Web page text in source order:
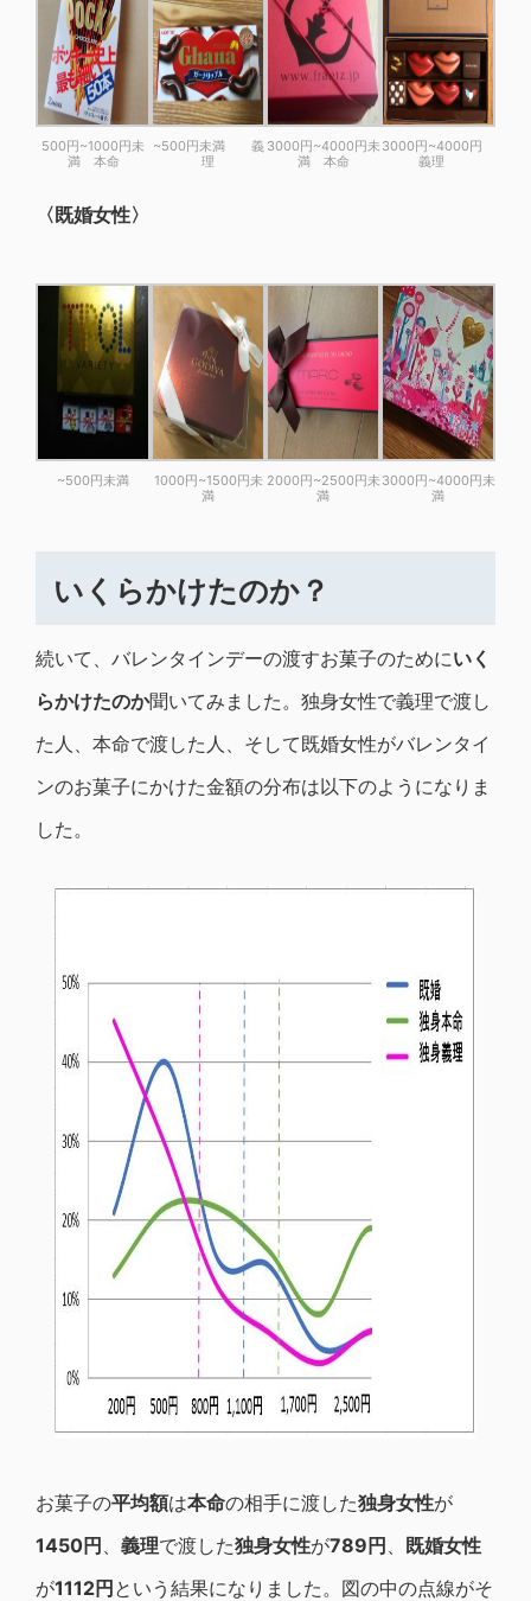
500円~1000円未
満 本命
~500円未満 義
理
3000円~4000円未
満 本命
3000円~4000円
義理
〈既婚女性〉
~500円未満
1000円~1500円未
満
2000円~2500円未
満
3000円~4000円未
満
いくらかけたのか？
続いて、バレンタインデーの渡すお菓子のためにいく
らかけたのか聞いてみました。独身女性で義理で渡し
た人、本命で渡した人、そして既婚女性がバレンタイ
ンのお菓子にかけた金額の分布は以下のようになりま
した。
お菓子の平均額は本命の相手に渡した独身女性が
1450円
義理で渡した独身女性が789円
既婚女性
が1112円という結果になりました。図の中の点線がそ